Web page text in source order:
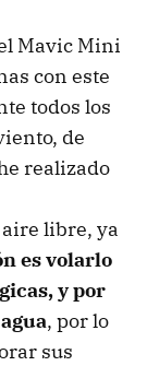
Mavic Mini
con este
todos los
de
realizado
libre, ya
es volarlo
y por
, por lo
sus